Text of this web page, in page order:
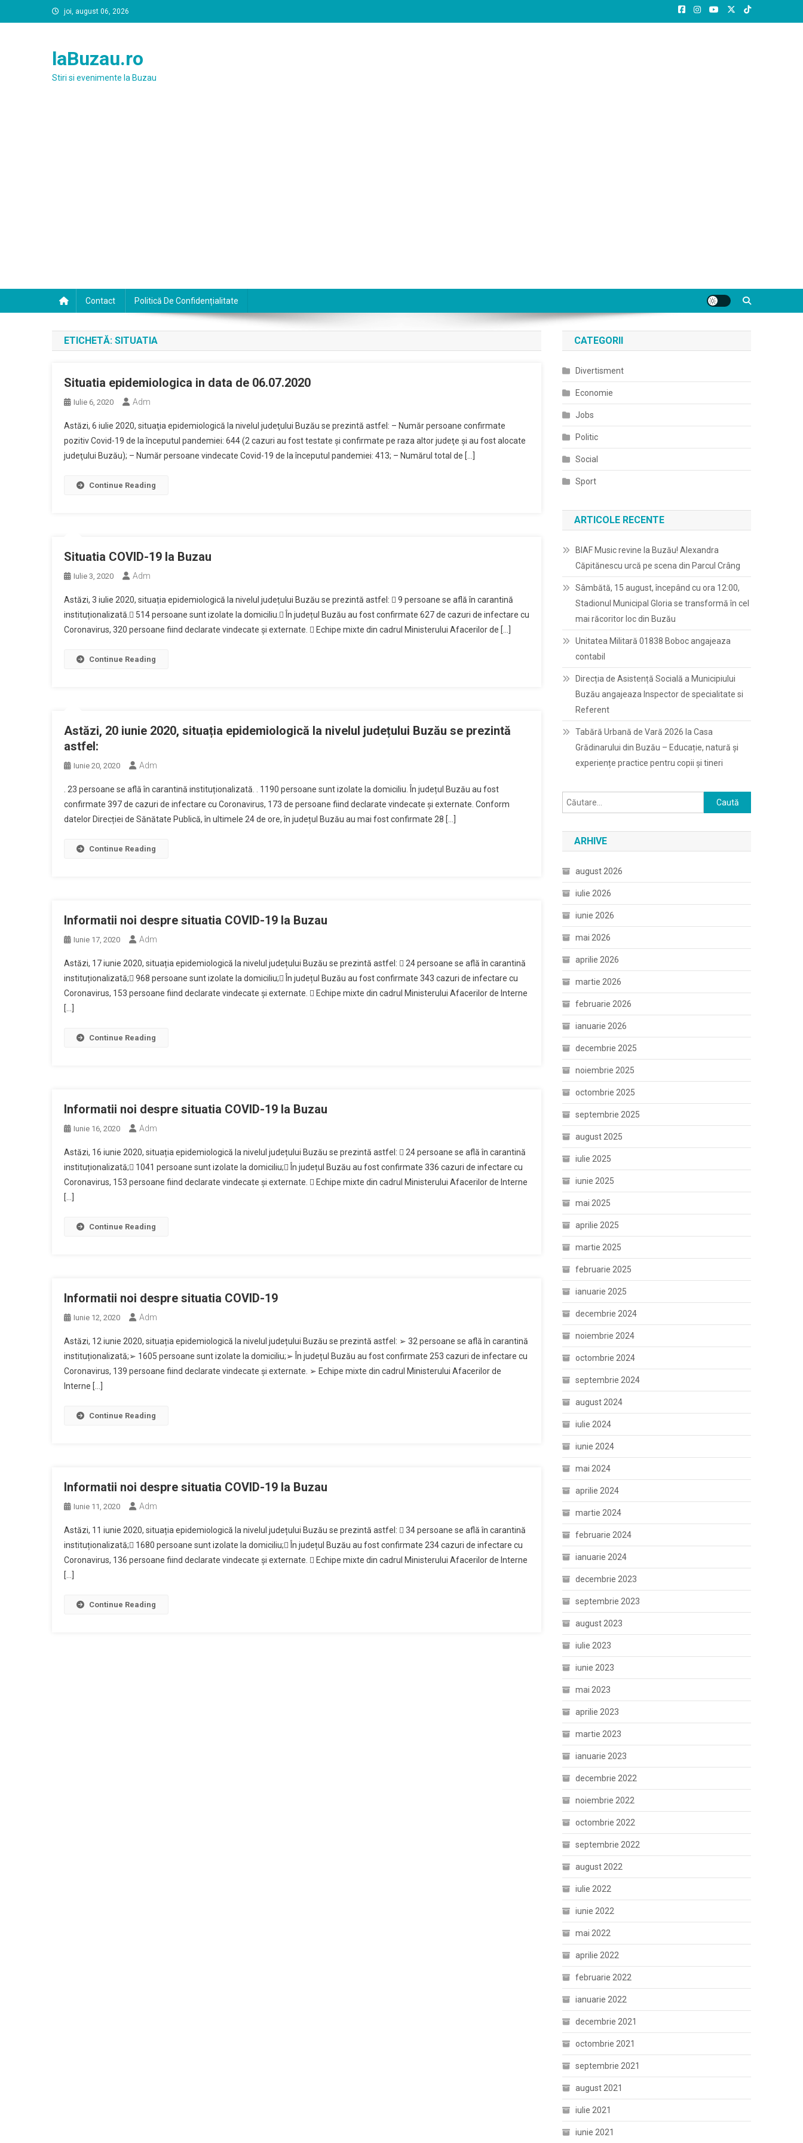
to
joi, august 06, 2026
laBuzau.ro
Stiri si evenimente la Buzau
Contact Politică De Confidențialitate
ETICHETĂ: SITUATIA
Situatia epidemiologica in data de 06.07.2020
Iulie 6, 2020 Adm
Astăzi, 6 iulie 2020, situaţia epidemiologică la nivelul judeţului Buzău se prezintă astfel: – Număr persoane confirmate
pozitiv Covid-19 de la începutul pandemiei: 644 (2 cazuri au fost testate şi confirmate pe raza altor judeţe şi au fost alocate
judeţului Buzău); – Număr persoane vindecate Covid-19 de la începutul pandemiei: 413; – Numărul total de […]
Continue Reading
Situatia COVID-19 la Buzau
Iulie 3, 2020 Adm
Astăzi, 3 iulie 2020, situația epidemiologică la nivelul județului Buzău se prezintă astfel:  9 persoane se află în carantină
instituționalizată. 514 persoane sunt izolate la domiciliu. În județul Buzău au fost confirmate 627 de cazuri de infectare cu
Coronavirus, 320 persoane fiind declarate vindecate și externate.  Echipe mixte din cadrul Ministerului Afacerilor de […]
Continue Reading
Astăzi, 20 iunie 2020, situația epidemiologică la nivelul județului Buzău se prezintă
astfel:
Iunie 20, 2020 Adm
. 23 persoane se află în carantină instituționalizată. . 1190 persoane sunt izolate la domiciliu. În județul Buzău au fost
confirmate 397 de cazuri de infectare cu Coronavirus, 173 de persoane fiind declarate vindecate și externate. Conform
datelor Direcției de Sănătate Publică, în ultimele 24 de ore, în județul Buzău au mai fost confirmate 28 […]
Continue Reading
Informatii noi despre situatia COVID-19 la Buzau
Iunie 17, 2020 Adm
Astăzi, 17 iunie 2020, situația epidemiologică la nivelul județului Buzău se prezintă astfel:  24 persoane se află în carantină
instituționalizată; 968 persoane sunt izolate la domiciliu; În județul Buzău au fost confirmate 343 cazuri de infectare cu
Coronavirus, 153 persoane fiind declarate vindecate și externate.  Echipe mixte din cadrul Ministerului Afacerilor de Interne
[…]
Continue Reading
Informatii noi despre situatia COVID-19 la Buzau
Iunie 16, 2020 Adm
Astăzi, 16 iunie 2020, situația epidemiologică la nivelul județului Buzău se prezintă astfel:  24 persoane se află în carantină
instituționalizată; 1041 persoane sunt izolate la domiciliu; În județul Buzău au fost confirmate 336 cazuri de infectare cu
Coronavirus, 153 persoane fiind declarate vindecate și externate.  Echipe mixte din cadrul Ministerului Afacerilor de Interne
[…]
Continue Reading
Informatii noi despre situatia COVID-19
Iunie 12, 2020 Adm
Astăzi, 12 iunie 2020, situația epidemiologică la nivelul județului Buzău se prezintă astfel: ➢ 32 persoane se află în carantină
instituționalizată;➢ 1605 persoane sunt izolate la domiciliu;➢ În județul Buzău au fost confirmate 253 cazuri de infectare cu
Coronavirus, 139 persoane fiind declarate vindecate și externate. ➢ Echipe mixte din cadrul Ministerului Afacerilor de
Interne […]
Continue Reading
Informatii noi despre situatia COVID-19 la Buzau
Iunie 11, 2020 Adm
Astăzi, 11 iunie 2020, situația epidemiologică la nivelul județului Buzău se prezintă astfel:  34 persoane se află în carantină
instituționalizată; 1680 persoane sunt izolate la domiciliu; În județul Buzău au fost confirmate 234 cazuri de infectare cu
Coronavirus, 136 persoane fiind declarate vindecate și externate.  Echipe mixte din cadrul Ministerului Afacerilor de Interne
[…]
Continue Reading
CATEGORII
Divertisment
Economie
Jobs
Politic
Social
Sport
ARTICOLE RECENTE
BIAF Music revine la Buzău! Alexandra
Căpitănescu urcă pe scena din Parcul Crâng
Sâmbătă, 15 august, începând cu ora 12:00,
Stadionul Municipal Gloria se transformă în cel
mai răcoritor loc din Buzău
Unitatea Militară 01838 Boboc angajeaza
contabil
Direcția de Asistență Socială a Municipiului
Buzău angajeaza Inspector de specialitate si
Referent
Tabără Urbană de Vară 2026 la Casa
Grădinarului din Buzău – Educație, natură și
experiențe practice pentru copii și tineri
Caută
după:
ARHIVE
august 2026
iulie 2026
iunie 2026
mai 2026
aprilie 2026
martie 2026
februarie 2026
ianuarie 2026
decembrie 2025
noiembrie 2025
octombrie 2025
septembrie 2025
august 2025
iulie 2025
iunie 2025
mai 2025
aprilie 2025
martie 2025
februarie 2025
ianuarie 2025
decembrie 2024
noiembrie 2024
octombrie 2024
septembrie 2024
august 2024
iulie 2024
iunie 2024
mai 2024
aprilie 2024
martie 2024
februarie 2024
ianuarie 2024
decembrie 2023
septembrie 2023
august 2023
iulie 2023
iunie 2023
mai 2023
aprilie 2023
martie 2023
ianuarie 2023
decembrie 2022
noiembrie 2022
octombrie 2022
septembrie 2022
august 2022
iulie 2022
iunie 2022
mai 2022
aprilie 2022
februarie 2022
ianuarie 2022
decembrie 2021
octombrie 2021
septembrie 2021
august 2021
iulie 2021
iunie 2021